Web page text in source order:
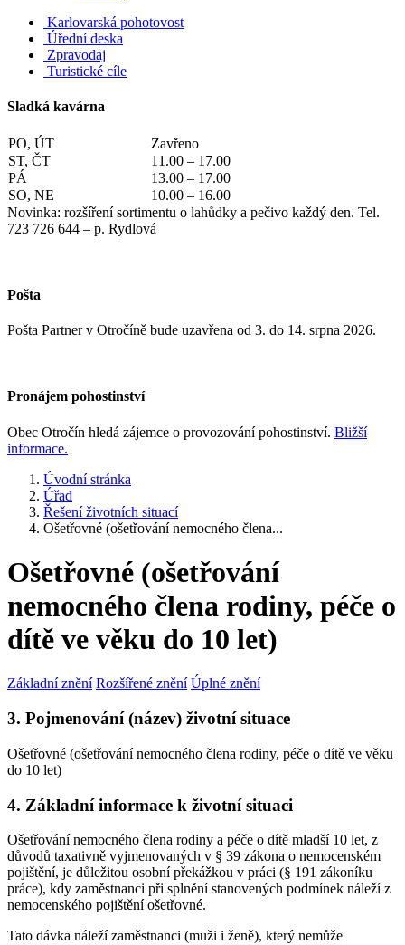
Karlovarská pohotovost
Úřední deska
Zpravodaj
Turistické cíle
Sladká kavárna
PO, ÚT
Zavřeno
ST, ČT
11.00 – 17.00
PÁ
13.00 – 17.00
SO, NE
10.00 – 16.00
Novinka: rozšíření sortimentu o lahůdky a pečivo každý den. Tel.
723 726 644 – p. Rydlová
Pošta
Pošta Partner v Otročíně bude uzavřena od 3. do 14. srpna 2026.
Pronájem pohostinství
Obec Otročín hledá zájemce o provozování pohostinství. Bližší
informace.
Úvodní stránka
Úřad
Řešení životních situací
Ošetřovné (ošetřování nemocného člena...
Ošetřovné (ošetřování
nemocného člena rodiny, péče o
dítě ve věku do 10 let)
Základní znění Rozšířené znění Úplné znění
3. Pojmenování (název) životní situace
Ošetřovné (ošetřování nemocného člena rodiny, péče o dítě ve věku
do 10 let)
4. Základní informace k životní situaci
Ošetřování nemocného člena rodiny a péče o dítě mladší 10 let, z
důvodů taxativně vyjmenovaných v § 39 zákona o nemocenském
pojištění, je důležitou osobní překážkou v práci (§ 191 zákoníku
práce), kdy zaměstnanci při splnění stanovených podmínek náleží z
nemocenského pojištění ošetřovné.
Tato dávka náleží zaměstnanci (muži i ženě), který nemůže